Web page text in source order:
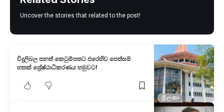
Uncover the stories that related to the post!
ශ්‍රී ලංකා
විදුලිබල පනත් කෙටුම්පත​ට එරෙහි​ව පෙත්සම්
හතක් ශ්‍රේෂ්ඨාධිකරණය හමුවට!